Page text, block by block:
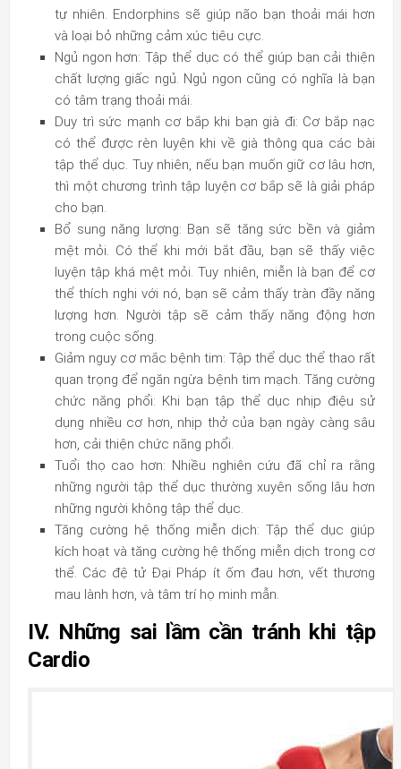
tự nhiên. Endorphins sẽ giúp não bạn thoải mái hơn
và loại bỏ những cảm xúc tiêu cực.
Ngủ ngon hơn: Tập thể dục có thể giúp bạn cải thiện
chất lượng giấc ngủ. Ngủ ngon cũng có nghĩa là bạn
có tâm trạng thoải mái.
Duy trì sức mạnh cơ bắp khi bạn già đi: Cơ bắp nạc
có thể được rèn luyện khi về già thông qua các bài
tập thể dục. Tuy nhiên, nếu bạn muốn giữ cơ lâu hơn,
thì một chương trình tập luyện cơ bắp sẽ là giải pháp
cho bạn.
Bổ sung năng lượng: Bạn sẽ tăng sức bền và giảm
mệt mỏi. Có thể khi mới bắt đầu, bạn sẽ thấy việc
luyện tập khá mệt mỏi. Tuy nhiên, miễn là bạn để cơ
thể thích nghi với nó, bạn sẽ cảm thấy tràn đầy năng
lượng hơn. Người tập sẽ cảm thấy năng động hơn
trong cuộc sống.
Giảm nguy cơ mắc bệnh tim: Tập thể dục thể thao rất
quan trọng để ngăn ngừa bệnh tim mạch. Tăng cường
chức năng phổi: Khi bạn tập thể dục nhịp điệu sử
dụng nhiều cơ hơn, nhịp thở của bạn ngày càng sâu
hơn, cải thiện chức năng phổi.
Tuổi thọ cao hơn: Nhiều nghiên cứu đã chỉ ra rằng
những người tập thể dục thường xuyên sống lâu hơn
những người không tập thể dục.
Tăng cường hệ thống miễn dịch: Tập thể dục giúp
kích hoạt và tăng cường hệ thống miễn dịch trong cơ
thể. Các đệ tử Đại Pháp ít ốm đau hơn, vết thương
mau lành hơn, và tâm trí họ minh mẫn.
IV. Những sai lầm cần tránh khi tập
Cardio